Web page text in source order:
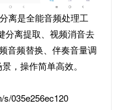
离是全能音频处理工
分离提取、视频消音去
音频替换、伴奏音量调
，操作简单高效。
s/035e256ec120